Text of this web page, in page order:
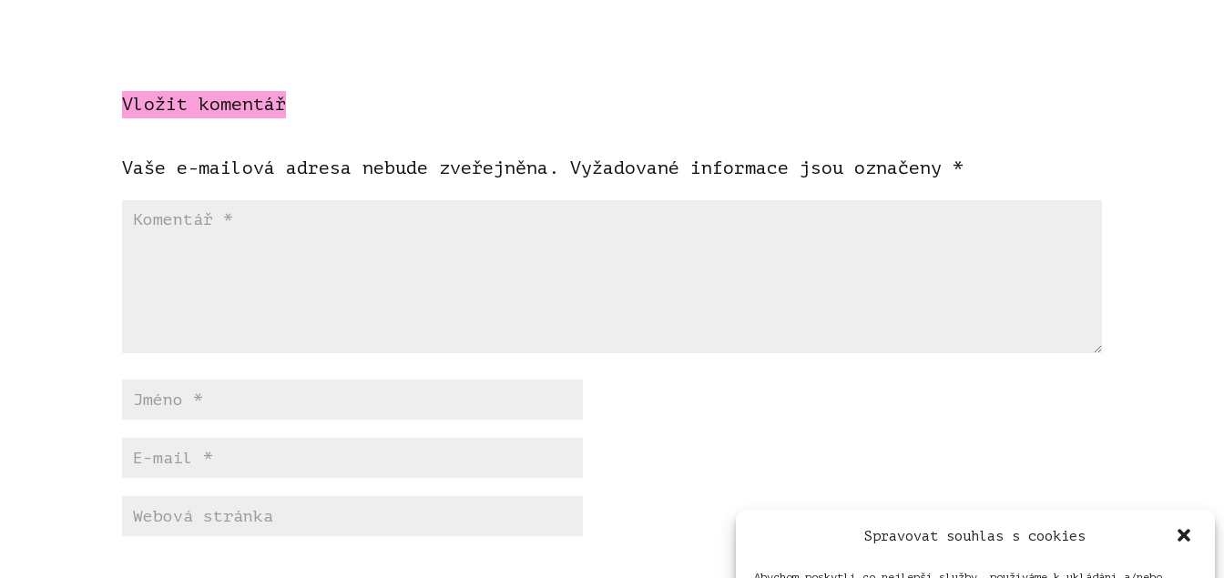
Spravovat souhlas s cookies
Vložit komentář
Vaše e-mailová adresa nebude zveřejněna. Vyžadované informace jsou označeny *